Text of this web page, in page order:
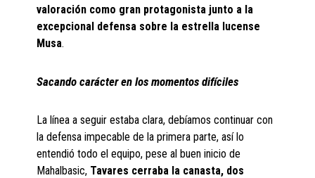
valoración como gran protagonista junto a la
excepcional defensa sobre la estrella lucense
Musa.
Sacando carácter en los momentos difíciles
La línea a seguir estaba clara, debíamos continuar con
la defensa impecable de la primera parte, así lo
entendió todo el equipo, pese al buen inicio de
Mahalbasic, Tavares cerraba la canasta, dos